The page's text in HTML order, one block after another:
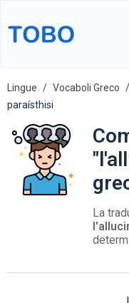
Lingue Vocaboli Greco
paraísthisi
La